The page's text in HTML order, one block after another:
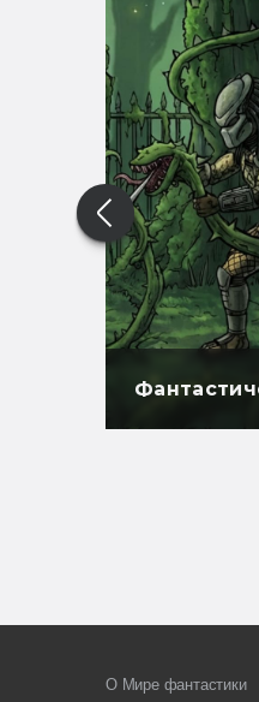
О Мире фантастики